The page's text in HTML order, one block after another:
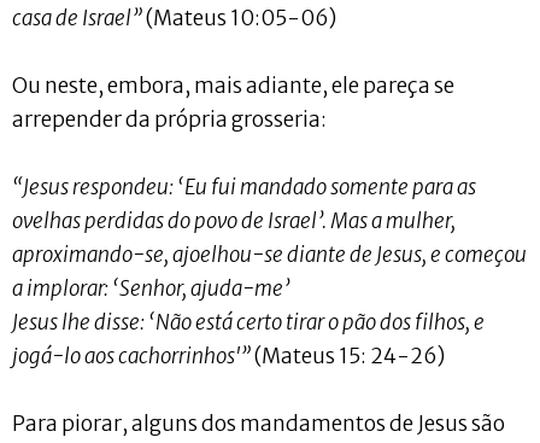
casa de Israel”(Mateus 10:05-06)
Ou neste, embora, mais adiante, ele pareça se
arrepender da própria grosseria:
“Jesus respondeu: ‘Eu fui mandado somente para as
ovelhas perdidas do povo de Israel’. Mas a mulher,
aproximando-se, ajoelhou-se diante de Jesus, e começou
a implorar: ‘Senhor, ajuda-me’
Jesus lhe disse: ‘Não está certo tirar o pão dos filhos, e
jogá-lo aos cachorrinhos'”(Mateus 15: 24-26)
Para piorar, alguns dos mandamentos de Jesus são